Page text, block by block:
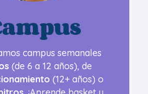
campus semanales
(de 6 a 12 años), de
(12+ años) o